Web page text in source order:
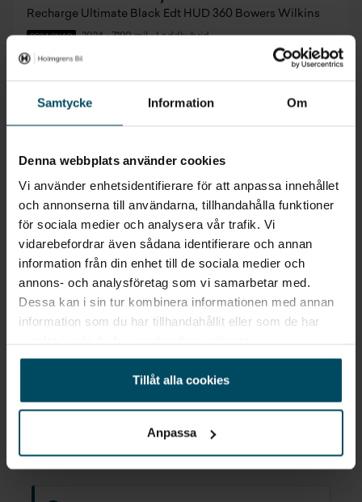
Samtycke Information Om
Denna webbplats använder cookies
Vi använder enhetsidentifierare för att anpassa innehållet
och annonserna till användarna, tillhandahålla funktioner
för sociala medier och analysera vår trafik. Vi
vidarebefordrar även sådana identifierare och annan
information från din enhet till de sociala medier och
annons- och analysföretag som vi samarbetar med.
Dessa kan i sin tur kombinera informationen med annan
information som du har tillhandahållit eller som de har
Tillåt alla cookies
Anpassa
Recharge Ultimate Black Edt HUD 360 Bowers Wilkins
BEGAGNAD 2024 •7190 mil •Laddhybrid
Pris
589 900 kr 6 842 kr/mån
Att låna kostar pengar!
Om du inte kan betala tillbaka skulden i tid riskerar
du en betalningsanmärkning. Det kan leda till
svårigheter att få hyra bostad, teckna abonnemang
och få nya lån. För stöd, vänd dig till budget- och
skuldrådgivningen i din kommun. Kontaktuppgifter
finns på konsumentverket.se.